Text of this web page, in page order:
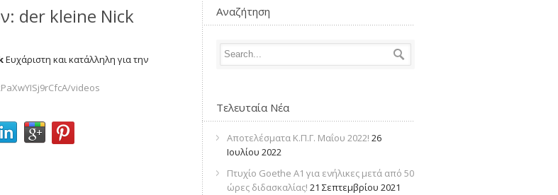
der kleine Nick
Ευχάριστη και κατάλληλη για την
videos
Αναζήτηση
Τελευταία Νέα
Αποτελέσματα Κ.Π.Γ. Μαΐου 2022! 26
Ιουλίου 2022
Πτυχίο Goethe Α1 για ενήλικες μετά από 50
ώρες διδασκαλίας! 21 Σεπτεμβρίου 2021